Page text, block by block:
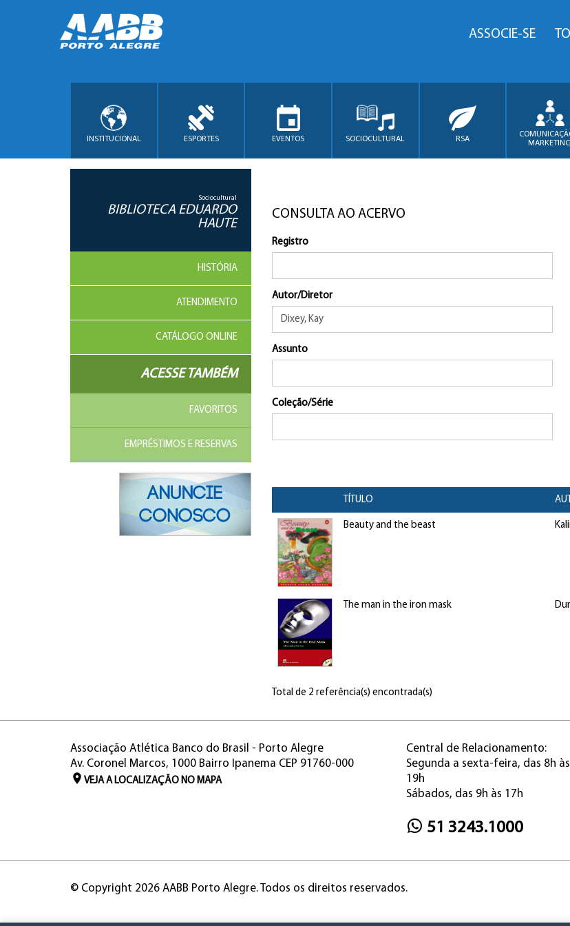
ASSOCIE-SE
INSTITUCIONAL ESPORTES EVENTOS SOCIOCULTURAL RSA
MARKETING
Sociocultural
BIBLIOTECA EDUARDO
HAUTE
HISTÓRIA
ATENDIMENTO
CATÁLOGO ONLINE
ACESSE TAMBÉM
FAVORITOS
EMPRÉSTIMOS E RESERVAS
CONSULTA AO ACERVO
Registro
Autor/Diretor
Assunto
Coleção/Série
TÍTULO
Beauty and the beast
The man in the iron mask
Total de 2 referência(s) encontrada(s)
Associação Atlética Banco do Brasil - Porto Alegre
Av. Coronel Marcos, 1000 Bairro Ipanema CEP 91760-000
VEJA A LOCALIZAÇÃO NO MAPA
Central de Relacionamento:
Segunda a sexta-feira, das 8h às
19h
Sábados, das 9h às 17h
51 3243.1000
© Copyright 2026 AABB Porto Alegre. Todos os direitos reservados.